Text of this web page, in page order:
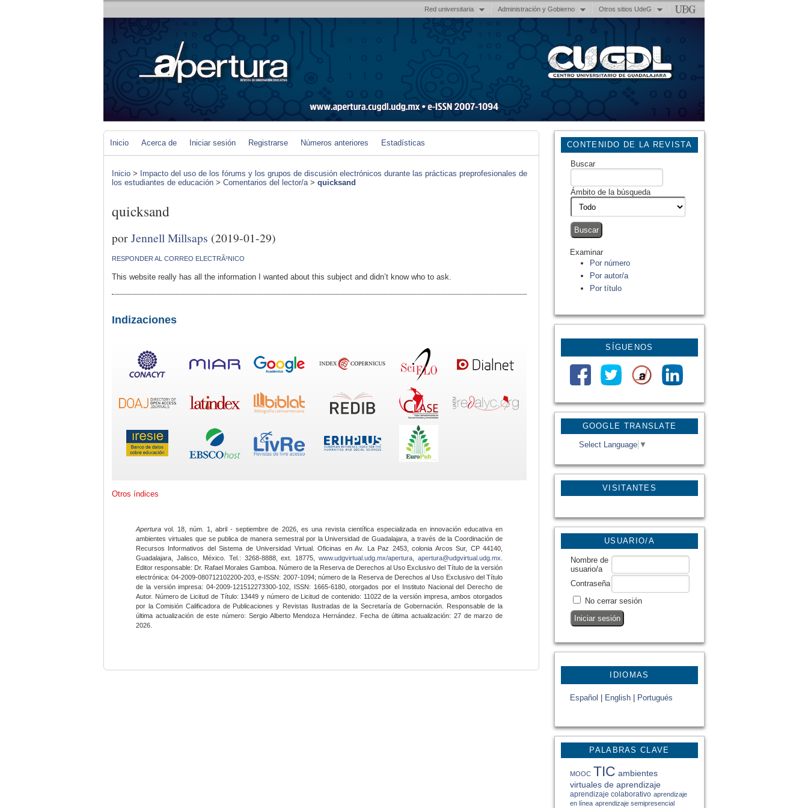
Red universitaria Administración y Gobierno Otros sitios UdeG
GOOGLE TRANSLATE
Select Language ▼
VISITANTES
CONTENIDO DE LA REVISTA
Buscar
Ámbito de la búsqueda
Examinar
Por número
Por autor/a
Por título
SÍGUENOS
USUARIO/A
Nombre de
usuario/a
Contraseña
No cerrar sesión
IDIOMAS
Español English Portugués
PALABRAS CLAVE
MOOC TIC ambientes
virtuales de aprendizaje
aprendizaje colaborativo aprendizaje
en línea aprendizaje semipresencial
Inicio Acerca de Iniciar sesión Registrarse Números anteriores Estadísticas
Inicio > Impacto del uso de los fórums y los grupos de discusión electrónicos durante las prácticas preprofesionales de
los estudiantes de educación > Comentarios del lector/a> quicksand
quicksand
porJennell Millsaps (2019-01-29)
RESPONDER AL CORREO ELECTRÃ³NICO
This website really has all the information I wanted about this subject and didn’t know who to ask.
Indizaciones
Otros índices
Apertura vol. 18, núm. 1, abril - septiembre de 2026, es una revista científica especializada en innovación educativa en
ambientes virtuales que se publica de manera semestral por la Universidad de Guadalajara, a través de la Coordinación de
Recursos Informativos del Sistema de Universidad Virtual. Oficinas en Av. La Paz 2453, colonia Arcos Sur, CP 44140,
Guadalajara, Jalisco, México. Tel.: 3268-8888, ext. 18775,www.udgvirtual.udg.mx/apertura apertura@udgvirtual.udg.mx
Editor responsable: Dr. Rafael Morales Gamboa. Número de la Reserva de Derechos al Uso Exclusivo del Título de la versión
electrónica: 04-2009-080712102200-203, e-ISSN: 2007-1094; número de la Reserva de Derechos al Uso Exclusivo del Título
de la versión impresa: 04-2009-121512273300-102, ISSN: 1665-6180, otorgados por el Instituto Nacional del Derecho de
Autor. Número de Licitud de Título: 13449 y número de Licitud de contenido: 11022 de la versión impresa, ambos otorgados
por la Comisión Calificadora de Publicaciones y Revistas Ilustradas de la Secretaría de Gobernación. Responsable de la
última actualización de este número: Sergio Alberto Mendoza Hernández. Fecha de última actualización: 27 de marzo de
2026.